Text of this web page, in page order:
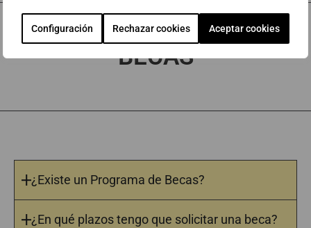
Configuración Rechazar cookies Aceptar cookies
BECAS
¿Existe un Programa de Becas?
¿En qué plazos tengo que solicitar una beca?